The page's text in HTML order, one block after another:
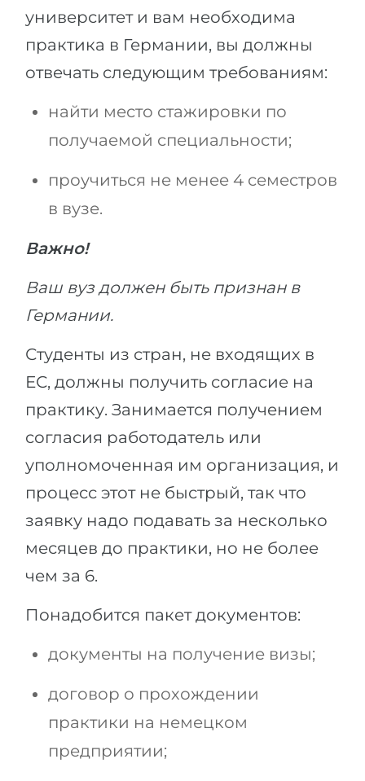
университет и вам необходима
практика в Германии, вы должны
отвечать следующим требованиям:
найти место стажировки по
получаемой специальности;
проучиться не менее 4 семестров
в вузе.
Важно!
Ваш вуз должен быть признан в
Германии.
Студенты из стран, не входящих в
ЕС, должны получить согласие на
практику. Занимается получением
согласия работодатель или
уполномоченная им организация, и
процесс этот не быстрый, так что
заявку надо подавать за несколько
месяцев до практики, но не более
чем за 6.
Понадобится пакет документов:
документы на получение визы;
договор о прохождении
практики на немецком
предприятии;